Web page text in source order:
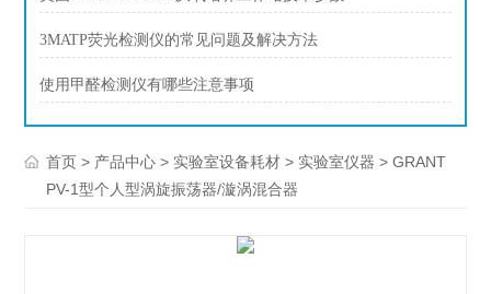
3MATP荧光检测仪的常见问题及解决方法
使用甲醛检测仪有哪些注意事项
首页 > 产品中心 > 实验室设备耗材 > 实验室仪器 > GRANT
PV-1型个人型涡旋振荡器/漩涡混合器